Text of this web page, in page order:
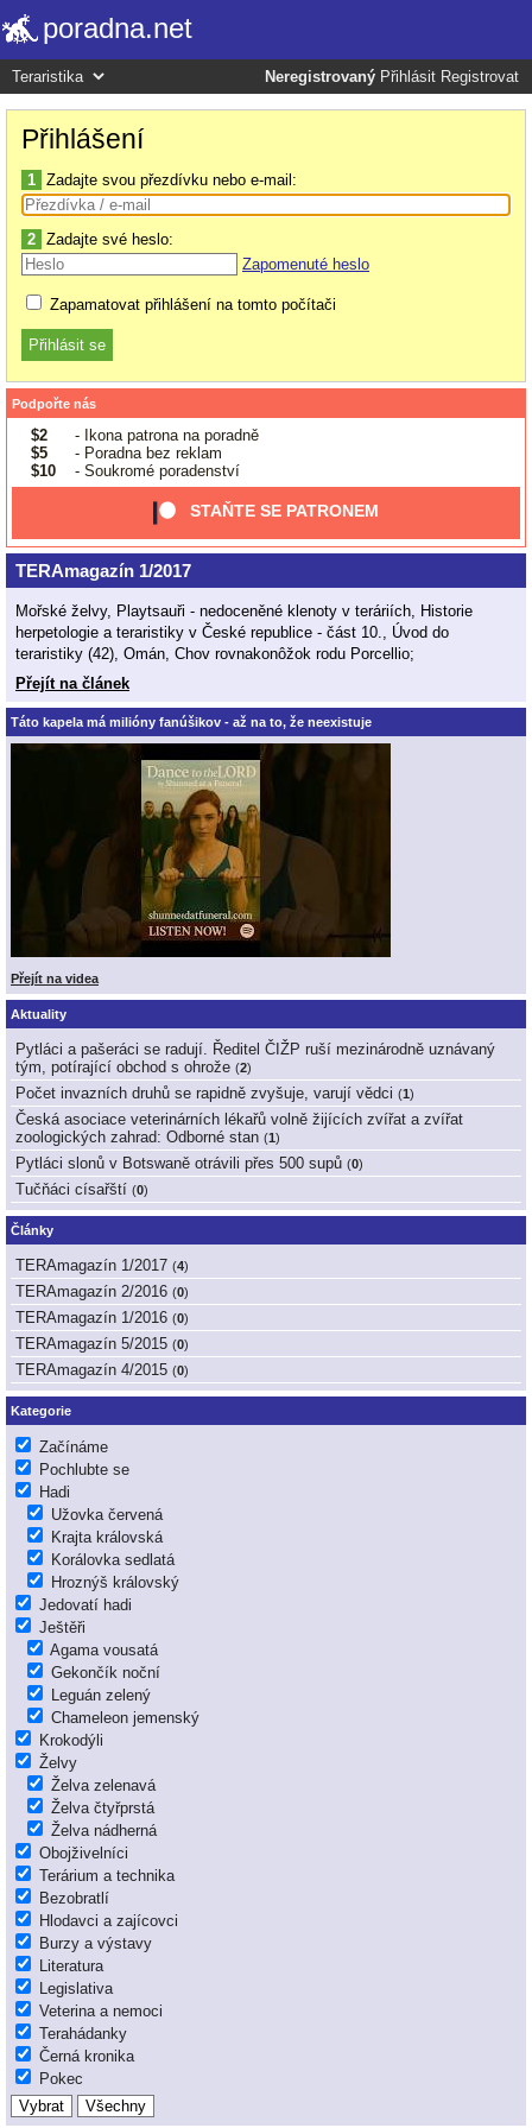
poradna.net
Neregistrovaný Přihlásit Registrovat
Přihlášení
1 Zadajte svou přezdívku nebo e-mail:
2 Zadajte své heslo:
Zapomenuté heslo
Zapamatovat přihlášení na tomto počítači
Podpořte nás
$2
- Ikona patrona na poradně
$5
- Poradna bez reklam
$10
- Soukromé poradenství
STAŇTE SE PATRONEM
TERAmagazín 1/2017
Mořské želvy, Playtsauři - nedoceněné klenoty v teráriích, Historie
herpetologie a teraristiky v České republice - část 10., Úvod do
teraristiky (42), Omán, Chov rovnakonôžok rodu Porcellio;
Přejít na článek
Táto kapela má milióny fanúšikov - až na to, že neexistuje
Přejít na videa
Aktuality
Pytláci a pašeráci se radují. Ředitel ČIŽP ruší mezinárodně uznávaný
tým, potírající obchod s ohrože (2)
Počet invazních druhů se rapidně zvyšuje, varují vědci (1)
Česká asociace veterinárních lékařů volně žijících zvířat a zvířat
zoologických zahrad: Odborné stan (1)
Pytláci slonů v Botswaně otrávili přes 500 supů (0)
Tučňáci císařští (0)
Články
TERAmagazín 1/2017 (4)
TERAmagazín 2/2016 (0)
TERAmagazín 1/2016 (0)
TERAmagazín 5/2015 (0)
TERAmagazín 4/2015 (0)
Kategorie
Začínáme
Pochlubte se
Hadi
Užovka červená
Krajta královská
Korálovka sedlatá
Hroznýš královský
Jedovatí hadi
Ještěři
Agama vousatá
Gekončík noční
Leguán zelený
Chameleon jemenský
Krokodýli
Želvy
Želva zelenavá
Želva čtyřprstá
Želva nádherná
Obojživelníci
Terárium a technika
Bezobratlí
Hlodavci a zajícovci
Burzy a výstavy
Literatura
Legislativa
Veterina a nemoci
Terahádanky
Černá kronika
Pokec